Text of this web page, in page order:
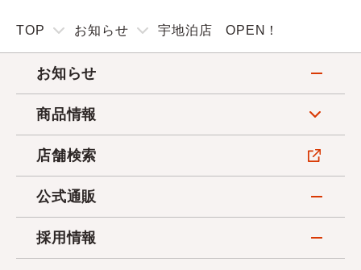
TOP お知らせ 宇地泊店 OPEN！
お知らせ
商品情報
店舗検索
公式通販
採用情報